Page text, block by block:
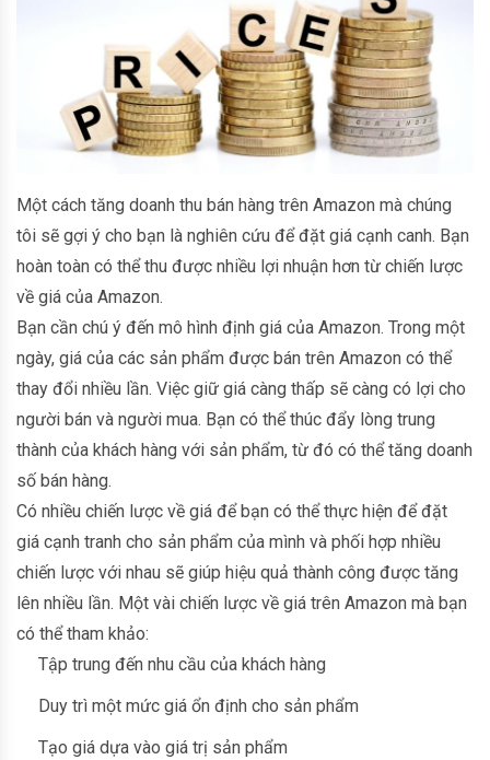
Một cách tăng doanh thu bán hàng trên Amazon mà chúng
tôi sẽ gợi ý cho bạn là nghiên cứu để đặt giá cạnh canh. Bạn
hoàn toàn có thể thu được nhiều lợi nhuận hơn từ chiến lược
về giá của Amazon.
Bạn cần chú ý đến mô hình định giá của Amazon. Trong một
ngày, giá của các sản phẩm được bán trên Amazon có thể
thay đổi nhiều lần. Việc giữ giá càng thấp sẽ càng có lợi cho
người bán và người mua. Bạn có thể thúc đẩy lòng trung
thành của khách hàng với sản phẩm, từ đó có thể tăng doanh
số bán hàng.
Có nhiều chiến lược về giá để bạn có thể thực hiện để đặt
giá cạnh tranh cho sản phẩm của mình và phối hợp nhiều
chiến lược với nhau sẽ giúp hiệu quả thành công được tăng
lên nhiều lần. Một vài chiến lược về giá trên Amazon mà bạn
có thể tham khảo:
Tập trung đến nhu cầu của khách hàng
Duy trì một mức giá ổn định cho sản phẩm
Tạo giá dựa vào giá trị sản phẩm